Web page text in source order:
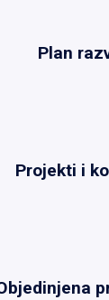
Plan
Projekti i